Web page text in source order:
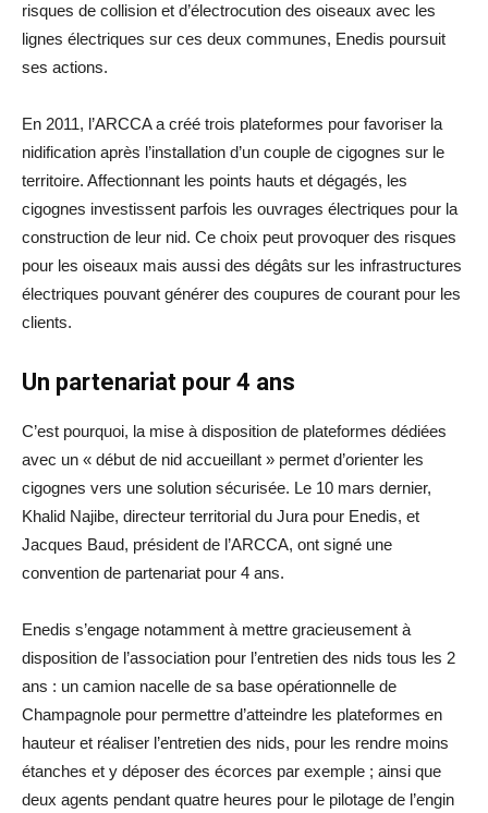
risques de collision et d’électrocution des oiseaux avec les
lignes électriques sur ces deux communes, Enedis poursuit
ses actions.
En 2011, l’ARCCA a créé trois plateformes pour favoriser la
nidification après l’installation d’un couple de cigognes sur le
territoire. Affectionnant les points hauts et dégagés, les
cigognes investissent parfois les ouvrages électriques pour la
construction de leur nid. Ce choix peut provoquer des risques
pour les oiseaux mais aussi des dégâts sur les infrastructures
électriques pouvant générer des coupures de courant pour les
clients.
Un partenariat pour 4 ans
C’est pourquoi, la mise à disposition de plateformes dédiées
avec un « début de nid accueillant » permet d’orienter les
cigognes vers une solution sécurisée. Le 10 mars dernier,
Khalid Najibe, directeur territorial du Jura pour Enedis, et
Jacques Baud, président de l’ARCCA, ont signé une
convention de partenariat pour 4 ans.
Enedis s’engage notamment à mettre gracieusement à
disposition de l’association pour l’entretien des nids tous les 2
ans : un camion nacelle de sa base opérationnelle de
Champagnole pour permettre d’atteindre les plateformes en
hauteur et réaliser l’entretien des nids, pour les rendre moins
étanches et y déposer des écorces par exemple ; ainsi que
deux agents pendant quatre heures pour le pilotage de l’engin